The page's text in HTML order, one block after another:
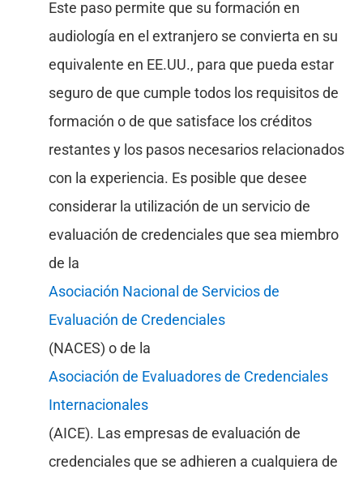
Este paso permite que su formación en
audiología en el extranjero se convierta en su
equivalente en EE.UU., para que pueda estar
seguro de que cumple todos los requisitos de
formación o de que satisface los créditos
restantes y los pasos necesarios relacionados
con la experiencia. Es posible que desee
considerar la utilización de un servicio de
evaluación de credenciales que sea miembro
de la
Asociación Nacional de Servicios de
Evaluación de Credenciales
(NACES) o de la
Asociación de Evaluadores de Credenciales
Internacionales
(AICE). Las empresas de evaluación de
credenciales que se adhieren a cualquiera de